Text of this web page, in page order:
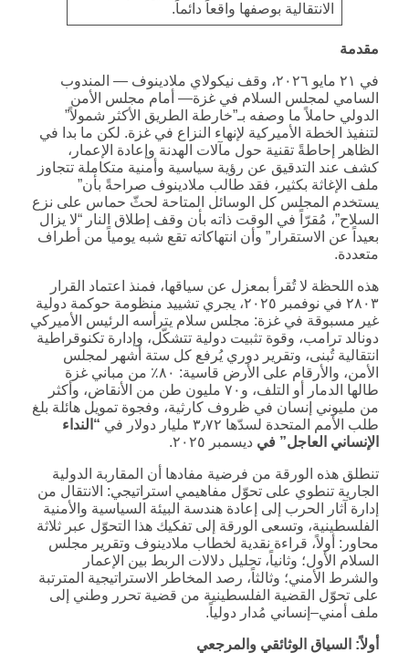
الانتقالية بوصفها واقعاً دائماً.
مقدمة
في ٢١ مايو ٢٠٢٦، وقف نيكولاي ملادينوف — المندوب
السامي لمجلس السلام في غزة— أمام مجلس الأمن
الدولي حاملاً ما وصفه بـ”خارطة الطريق الأكثر شمولاً”
لتنفيذ الخطة الأميركية لإنهاء النزاع في غزة. لكن ما بدا في
الظاهر إحاطةً تقنية حول مآلات الهدنة وإعادة الإعمار،
كشف عند التدقيق عن رؤية سياسية وأمنية متكاملة تتجاوز
ملف الإغاثة بكثير، فقد طالب ملادينوف صراحةً بأن”
يستخدم المجلس كل الوسائل المتاحة لحثّ حماس على نزع
السلاح”، مُقرّاً في الوقت ذاته بأن وقف إطلاق النار “لا يزال
بعيداً عن الاستقرار” وأن انتهاكاته تقع شبه يومياً من أطراف
متعددة.
هذه اللحظة لا تُقرأ بمعزل عن سياقها، فمنذ اعتماد القرار
٢٨٠٣ في نوفمبر ٢٠٢٥، يجري تشييد منظومة حوكمة دولية
غير مسبوقة في غزة: مجلس سلام يترأسه الرئيس الأميركي
دونالد ترامب، وقوة تثبيت دولية تتشكّل، وإدارة تكنوقراطية
انتقالية تُبنى، وتقرير دوري يُرفع كل ستة أشهر لمجلس
الأمن، والأرقام على الأرض قاسية: ٨٠٪ من مباني غزة
طالها الدمار أو التلف، و٧٠ مليون طن من الأنقاض، وأكثر
من مليوني إنسان في ظروف كارثية، وفجوة تمويل هائلة بلغ
طلب الأمم المتحدة لسدّها ٣٫٧٢ مليار دولار في
“ النداء
الإنساني العاجل” في ديسمبر ٢٠٢٥.
تنطلق هذه الورقة من فرضية مفادها أن المقاربة الدولية
الجارية تنطوي على تحوّل مفاهيمي استراتيجي: الانتقال من
إدارة آثار الحرب إلى إعادة هندسة البيئة السياسية والأمنية
الفلسطينية، وتسعى الورقة إلى تفكيك هذا التحوّل عبر ثلاثة
محاور: أولاً، قراءة نقدية لخطاب ملادينوف وتقرير مجلس
السلام الأول؛ وثانياً، تحليل دلالات الربط بين الإعمار
والشرط الأمني؛ وثالثاً، رصد المخاطر الاستراتيجية المترتبة
على تحوّل القضية الفلسطينية من قضية تحرر وطني إلى
ملف أمني–إنساني مُدار دولياً.
أولاً: السياق الوثائقي والمرجعي